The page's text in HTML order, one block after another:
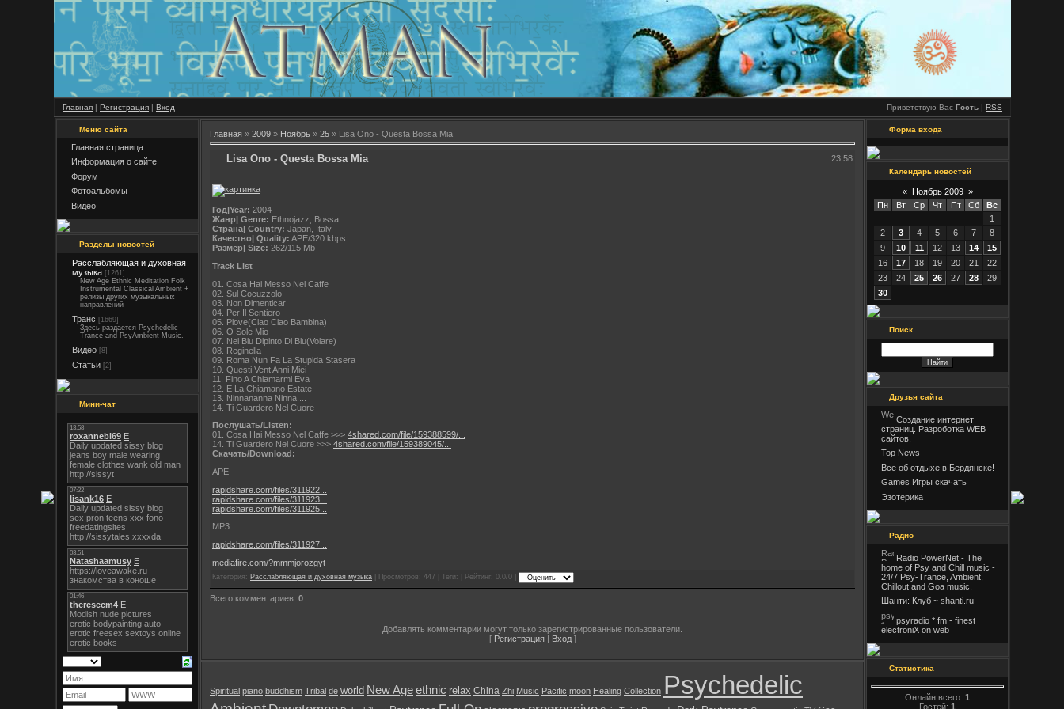
Главная | Регистрация | Вход Приветствую Вас Гость | RSS
Меню сайта
Главная страница
Информация о сайте
Форум
Фотоальбомы
Видео
Разделы новостей
Расслабляющая и духовная
музыка [1261]
New Age Ethnic Meditation Folk
Instrumental Classical Ambient +
релизы других музыкальных
направлений
Транс [1669]
Здесь раздается Psychedelic
Trance and PsyAmbient Music.
Видео [8]
Статьи [2]
Мини-чат
Главная » 2009 » Ноябрь » 25 » Lisa Ono - Questa Bossa Mia
Lisa Ono - Questa Bossa Mia 23:58
Год|Year: 2004
Жанр| Genre: Ethnojazz, Bossa
Страна| Country: Japan, Italy
Качество| Quality: APE/320 kbps
Размер| Size: 262/115 Mb
Track List
01. Cosa Hai Messo Nel Caffe
02. Sul Cocuzzolo
03. Non Dimenticar
04. Per Il Sentiero
05. Piove(Ciao Ciao Bambina)
06. O Sole Mio
07. Nel Blu Dipinto Di Blu(Volare)
08. Reginella
09. Roma Nun Fa La Stupida Stasera
10. Questi Vent Anni Miei
11. Fino A Chiamarmi Eva
12. E La Chiamano Estate
13. Ninnananna Ninna....
14. Ti Guardero Nel Cuore
Послушать/Listen:
01. Cosa Hai Messo Nel Caffe >>> 4shared.com/file/159388599/...
14. Ti Guardero Nel Cuore >>> 4shared.com/file/159389045/...
Скачать/Download:
APE
rapidshare.com/files/311922...
rapidshare.com/files/311923...
rapidshare.com/files/311925...
MP3
rapidshare.com/files/311927...
mediafire.com/?mmmjorozgyt
Категория: Расслабляющая и духовная музыка | Просмотров: 447 | Теги: | Рейтинг: 0.0/0 |
Всего комментариев: 0
Добавлять комментарии могут только зарегистрированные пользователи.
[ Регистрация| Вход]
Spiritual piano buddhism Tribal de world New Ageethnic relax China Zhi Music Pacific moon Healing Collection Psychedelic
Форма входа
Календарь новостей
« Ноябрь 2009 »
Пн
Вт Ср Чт Пт Сб
Вс
1
2
3 4 5 6 7
8
9
10 11 12 13 14
15
16
17 18 19 20 21
22
23
24 25 26 27 28
29
30
Поиск
Друзья сайта
Создание интернет
страниц. Разроботка WEB
сайтов.
Top News
Все об отдыхе в Бердянске!
Games Игры скачать
Эзотерика
Радио
Radio PowerNet - The
home of Psy and Chill music -
24/7 Psy-Trance, Ambient,
Chillout and Goa music.
Шанти: Клуб ~ shanti.ru
psyradio * fm - finest
electroniX on web
Статистика
Онлайн всего: 1
Гостей: 1